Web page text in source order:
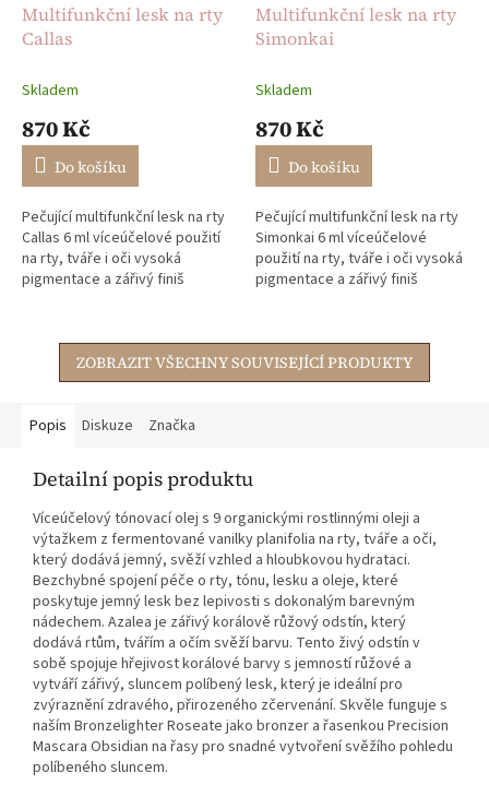
Multifunkční lesk na rty
Callas
Skladem
870 Kč
Do košíku
Pečující multifunkční lesk na rty
Callas 6 ml víceúčelové použití
na rty, tváře i oči vysoká
pigmentace a zářivý finiš
Multifunkční lesk na rty
Simonkai
Skladem
870 Kč
Do košíku
Pečující multifunkční lesk na rty
Simonkai 6 ml víceúčelové
použití na rty, tváře i oči vysoká
pigmentace a zářivý finiš
ZOBRAZIT VŠECHNY SOUVISEJÍCÍ PRODUKTY
Popis Diskuze Značka
Detailní popis produktu
Víceúčelový tónovací olej s 9 organickými rostlinnými oleji a
výtažkem z fermentované vanilky planifolia na rty, tváře a oči,
který dodává jemný, svěží vzhled a hloubkovou hydrataci.
Bezchybné spojení péče o rty, tónu, lesku a oleje, které
poskytuje jemný lesk bez lepivosti s dokonalým barevným
nádechem. Azalea je zářivý korálově růžový odstín, který
dodává rtům, tvářím a očím svěží barvu. Tento živý odstín v
sobě spojuje hřejivost korálové barvy s jemností růžové a
vytváří zářivý, sluncem políbený lesk, který je ideální pro
zvýraznění zdravého, přirozeného zčervenání. Skvěle funguje s
naším Bronzelighter Roseate jako bronzer a řasenkou Precision
Mascara Obsidian na řasy pro snadné vytvoření svěžího pohledu
políbeného sluncem.